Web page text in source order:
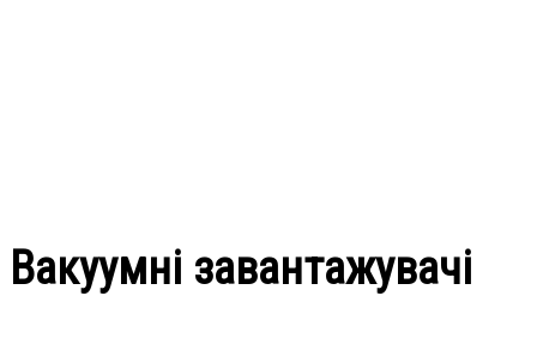
Вакуумні завантажувачі